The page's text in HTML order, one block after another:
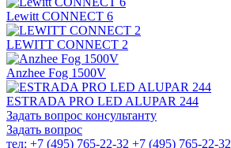
Lewitt CONNECT 6
LEWITT CONNECT 2
Anzhee Fog 1500V
ESTRADA PRO LED ALUPAR 244
Задать вопрос консультанту
Задать вопрос
тел: +7 (495) 765-22-32 +7 (495) 765-22-32